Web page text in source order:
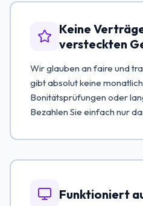
Keine
versteckten
Wir glauben an faire und
gibt absolut keine
Bonitätsprüfungen oder
Bezahlen Sie einfach nur
Funktioniert